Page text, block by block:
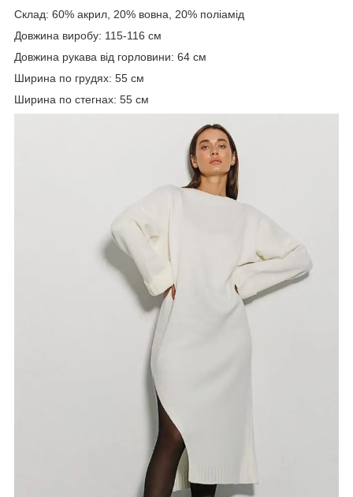
Склад: 60% акрил, 20% вовна, 20% поліамід
Довжина виробу: 115-116 см
Довжина рукава від горловини: 64 см
Ширина по грудях: 55 см
Ширина по стегнах: 55 см